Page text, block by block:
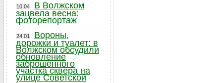
10.04
В Волжском
зацвела весна:
фоторепортаж
24.01
Вороны,
дорожки и туалет: в
Волжском обсудили
обновление
заброшенного
участка сквера на
улице Советской